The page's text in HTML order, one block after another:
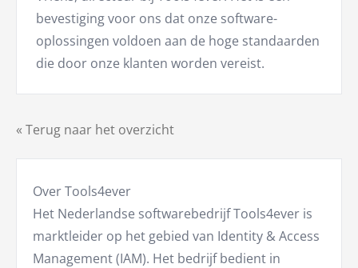
« Terug naar het overzicht
Over Tools4ever
Het Nederlandse softwarebedrijf Tools4ever is
marktleider op het gebied van Identity & Access
Management (IAM). Het bedrijf bedient in
bevestiging voor ons dat onze software-
oplossingen voldoen aan de hoge standaarden
die door onze klanten worden vereist.